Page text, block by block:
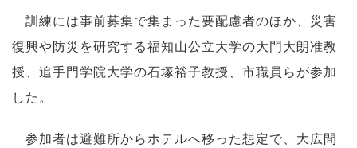
訓練には事前募集で集まった要配慮者のほか、災害
復興や防災を研究する福知山公立大学の大門大朗准教
授、追手門学院大学の石塚裕子教授、市職員らが参加
した。
参加者は避難所からホテルへ移った想定で、大広間